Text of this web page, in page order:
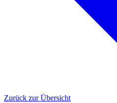
Zurück zur Übersicht